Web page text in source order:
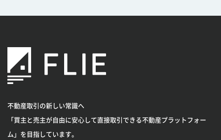
不動産取引の新しい常識へ
「買主と売主が自由に安心して直接取引できる不動産プラットフォー
ム」を目指しています。